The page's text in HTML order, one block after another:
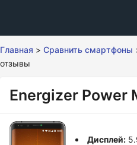
Главная > Сравнить смартфоны
отзывы
Energizer Power
Дисплей: